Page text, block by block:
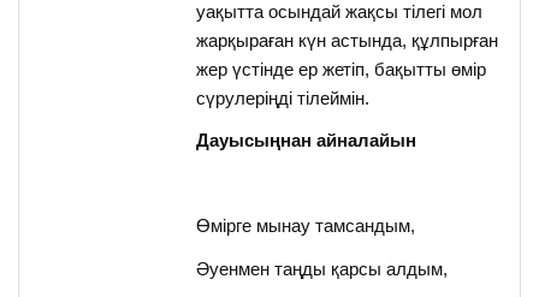
уақытта осындай жақсы тілегі мол
жарқыраған күн астында, құлпырған
жер үстінде ер жетіп, бақытты өмір
сүрулеріңді тілеймін.
Дауысыңнан айналайын
Өмірге мынау тамсандым,
Әуенмен таңды қарсы алдым,